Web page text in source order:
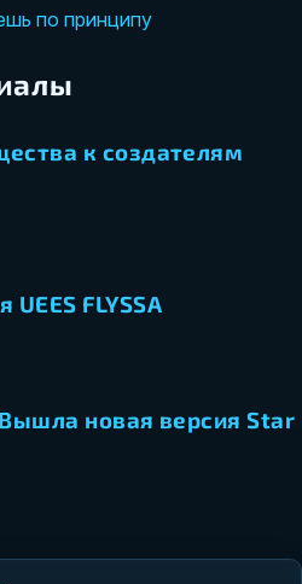
по принципу
к создателям
FLYSSA
новая версия Star